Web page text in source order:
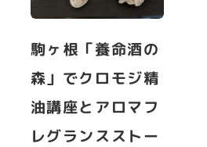
駒ヶ根「養命酒の
森」でクロモジ精
油講座とアロマフ
レグランスストー